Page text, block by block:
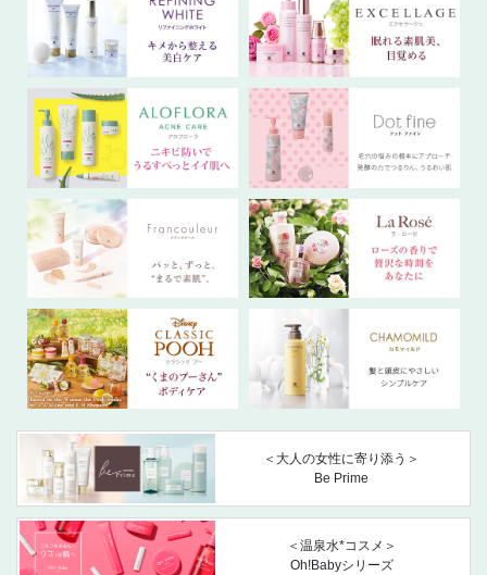
＜大人の女性に寄り添う＞
Be Prime
＜温泉水*コスメ＞
Oh!Babyシリーズ